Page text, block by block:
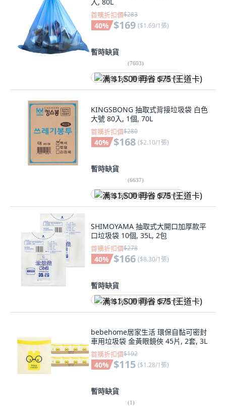
首購折扣價$283
40% $169 ($1.69/1張)
暫時缺貨
(7603)
满 $1,500 再省 $75 (王道卡)
KINGSBONG 抽取式背接垃圾袋 白色
大號 80入, 1個, 70L
首購折扣價$280
40% $168 ($2.10/1張)
暫時缺貨
(6637)
满 $1,500 再省 $75 (王道卡)
SHIMOYAMA 抽取式大開口加厚款平
口垃圾袋 10個, 35L, 2包
首購折扣價$278
40% $166 ($8.30/1張)
暫時缺貨
满 $1,500 再省 $75 (王道卡)
bebehome居家生活 環保自黏可密封
車用垃圾袋 金黃眼鏡俠 45片, 2套, 3L
首購折扣價$192
40% $115 ($1.28/1張)
暫時缺貨
(1)